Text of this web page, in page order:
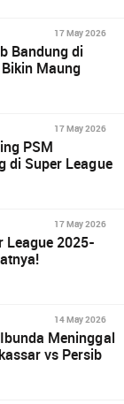
17 May 2026
Bandung di
Maung
17 May 2026
PSM
di Super League
17 May 2026
League 2025-
14 May 2026
Meninggal
vs Persib